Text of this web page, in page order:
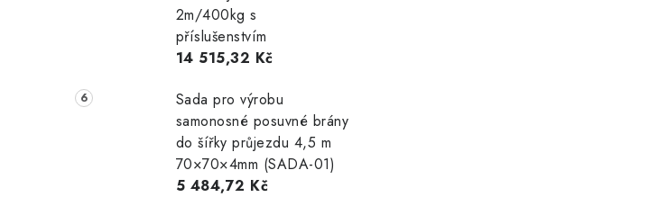
2m/400kg s
příslušenstvím
14 515,32 Kč
Sada pro výrobu
samonosné posuvné brány
do šířky průjezdu 4,5 m
70×70×4mm (SADA-01)
5 484,72 Kč